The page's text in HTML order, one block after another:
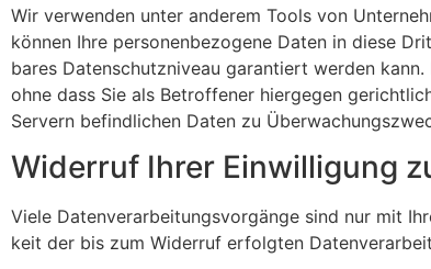
Wir verwenden unter anderem Tools von
können Ihre perso­nen­be­zo­gene Daten in diese
bares Daten­schutz­ni­veau garan­tiert werden
ohne dass Sie als Betrof­fener hiergegen
Servern befind­li­chen Daten zu
Widerruf Ihrer Einwil­li­gung
Viele Daten­ver­ar­bei­tungs­vor­gänge sind nur mit
keit der bis zum Widerruf erfolgten